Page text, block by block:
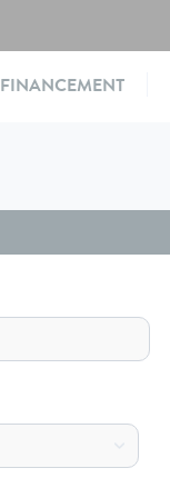
FINANCEMENT